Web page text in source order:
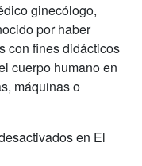
ginecólogo,
por haber
con fines didácticos
cuerpo humano en
máquinas o
en El